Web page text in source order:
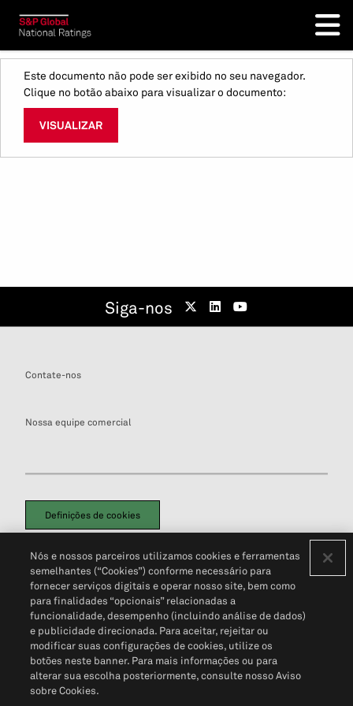
Este documento não pode ser exibido no seu navegador.
Clique no botão abaixo para visualizar o documento:
VISUALIZAR
Siga-nos
Contate-nos
Nossa equipe comercial
Definições de cookies
Política de PrivacidadePortal de privacidade do cliente (em inglês)
Não Venda Minhas Informações Pessoais© 2026 S&P Global
Nós e nossos parceiros utilizamos cookies e ferramentas
semelhantes (“Cookies”) conforme necessário para
fornecer serviços digitais e operar nosso site, bem como
para finalidades “opcionais” relacionadas a
funcionalidade, desempenho (incluindo análise de dados)
e publicidade direcionada. Para aceitar, rejeitar ou
modificar suas configurações de cookies, utilize os
botões neste banner. Para mais informações ou para
alterar sua escolha posteriormente, consulte nosso Aviso
sobre Cookies.